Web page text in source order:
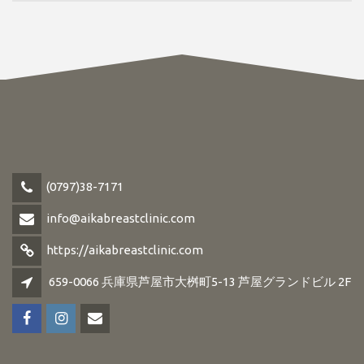
(0797)38-7171
info@aikabreastclinic.com
https://aikabreastclinic.com
659-0066 兵庫県芦屋市大桝町5-13 芦屋グランドビル 2F